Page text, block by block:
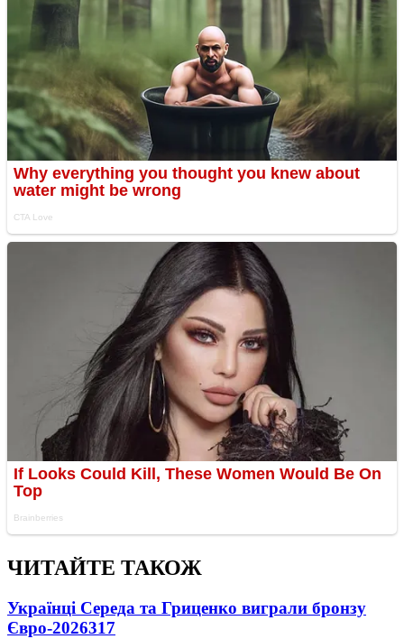
ЧИТАЙТЕ ТАКОЖ
Українці Середа та Гриценко виграли бронзу
Євро-2026317